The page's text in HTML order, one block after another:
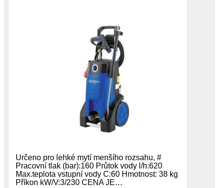
Určeno pro lehké mytí menšího rozsahu, #
Pracovní tlak (bar):160 Průtok vody l/h:620
Max.teplota vstupní vody C:60 Hmotnost: 38 kg
Příkon kW/V:3/230 CENA JE…